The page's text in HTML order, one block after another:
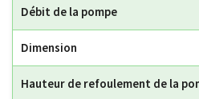
Débit de la pompe
Dimension
Hauteur de refoulement de la